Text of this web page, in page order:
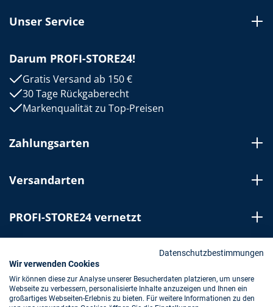
Unser Service
Darum PROFI-STORE24!
Gratis Versand ab 150 €
30 Tage Rückgaberecht
Markenqualität zu Top-Preisen
Zahlungsarten
Versandarten
PROFI-STORE24 vernetzt
Bestellung widerrufen
Impressum AGB Datenschutz
Datenschutzbestimmungen
Wir verwenden Cookies
Wir können diese zur Analyse unserer Besucherdaten platzieren, um unsere
Webseite zu verbessern, personalisierte Inhalte anzuzeigen und Ihnen ein
großartiges Webseiten-Erlebnis zu bieten. Für weitere Informationen zu den